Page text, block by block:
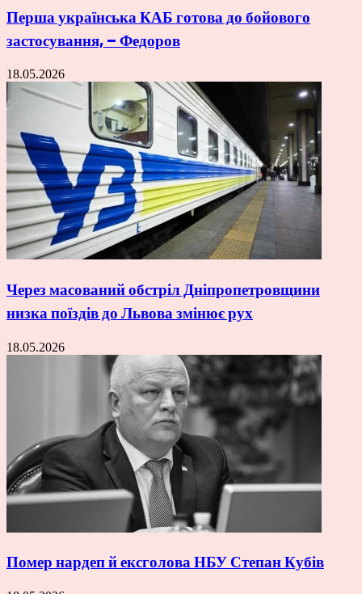
Перша українська КАБ готова до бойового
застосування, – Федоров
18.05.2026
Через масований обстріл Дніпропетровщини
низка поїздів до Львова змінює рух
18.05.2026
Помер нардеп й ексголова НБУ Степан Кубів